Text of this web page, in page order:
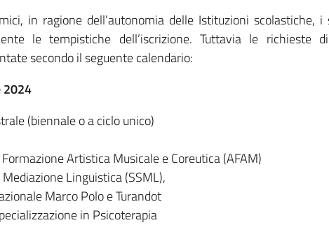
in ragione dell’autonomia delle Istituzioni scolastiche, i
le tempistiche dell’iscrizione. Tuttavia le richieste
secondo il seguente calendario:
2024
(biennale o a ciclo unico)
Artistica Musicale e Coreutica (AFAM)
Linguistica (SSML),
Marco Polo e Turandot
in Psicoterapia